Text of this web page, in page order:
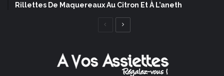
Rillettes De Maquereaux Au Citron Et À L’aneth
Page